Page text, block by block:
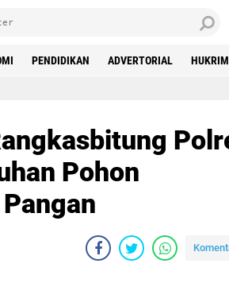
PENDIDIKAN ADVERTORIAL HUKRIM
Pohon